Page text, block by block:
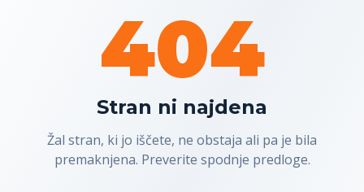
404
Stran ni najdena
Žal stran, ki jo iščete, ne obstaja ali pa je bila
premaknjena. Preverite spodnje predloge.